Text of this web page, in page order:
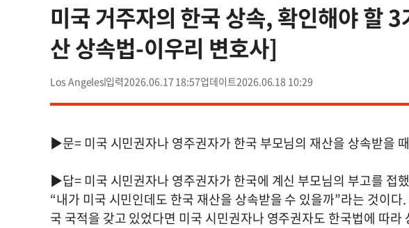
미국 거주자의 한국 상속, 확인해야 할
산 상속법-이우리 변호사]
Los Angeles 2026.06.17 18:57 2026.06.18 10:29
▶문= 미국 시민권자나 영주권자가 한국 부모님의 재산을 상속받을
▶답= 미국 시민권자나 영주권자가 한국에 계신 부모님의 부고를 접
“내가 미국 시민인데도 한국 재산을 상속받을 수 있을까”라는 것이
국 국적을 갖고 있었다면 미국 시민권자나 영주권자도 한국법에 따라